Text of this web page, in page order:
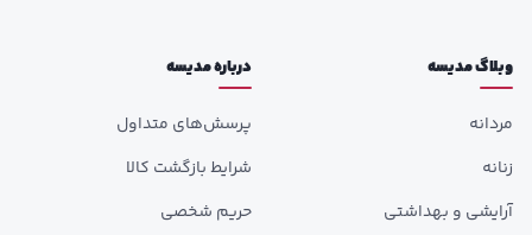
وبلاگ مدیسه
مردانه
زنانه
آرایشی و بهداشتی
درباره مدیسه
پرسش‌های متداول
شرایط بازگشت کالا
حریم شخصی